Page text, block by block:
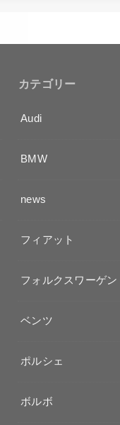
カテゴリー
Audi
BMW
news
フィアット
フォルクスワーゲン
ベンツ
ポルシェ
ボルボ